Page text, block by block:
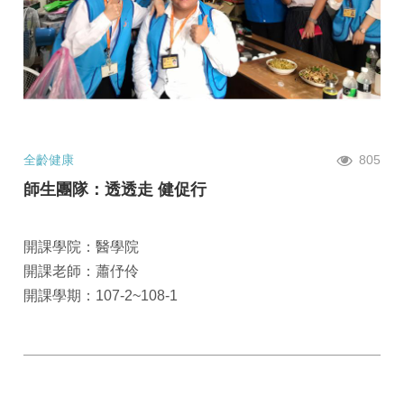
全齡健康 805
師生團隊：透透走 健促行
開課學院：醫學院
開課老師：蕭伃伶
開課學期：107-2~108-1